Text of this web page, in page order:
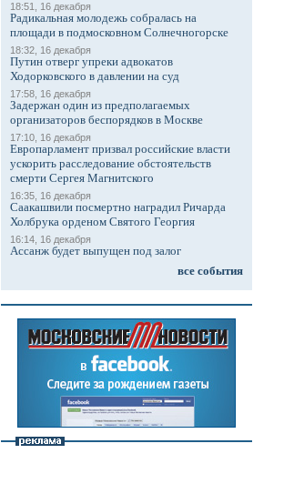
18:51, 16 декабря
Радикальная молодежь собралась на
площади в подмосковном Солнечногорске
18:32, 16 декабря
Путин отверг упреки адвокатов
Ходорковского в давлении на суд
17:58, 16 декабря
Задержан один из предполагаемых
организаторов беспорядков в Москве
17:10, 16 декабря
Европарламент призвал российские власти
ускорить расследование обстоятельств
смерти Сергея Магнитского
16:35, 16 декабря
Саакашвили посмертно наградил Ричарда
Холбрука орденом Святого Георгия
16:14, 16 декабря
Ассанж будет выпущен под залог
все события